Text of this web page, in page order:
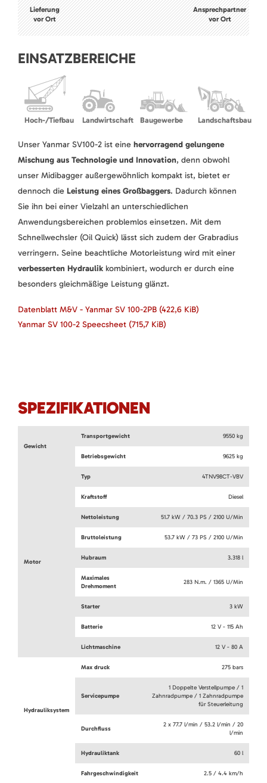
Lieferung
vor Ort
Ansprechpartner
vor Ort
EINSATZBEREICHE
Hoch-/Tiefbau Landwirtschaft Baugewerbe Landschaftsbau
Unser Yanmar SV100-2 ist eine hervorragend gelungene
Mischung aus Technologie und Innovation, denn obwohl
unser Midibagger außergewöhnlich kompakt ist, bietet er
dennoch die Leistung eines Großbaggers. Dadurch können
Sie ihn bei einer Vielzahl an unterschiedlichen
Anwendungsbereichen problemlos einsetzen. Mit dem
Schnellwechsler (Oil Quick) lässt sich zudem der Grabradius
verringern. Seine beachtliche Motorleistung wird mit einer
verbesserten Hydraulik kombiniert, wodurch er durch eine
besonders gleichmäßige Leistung glänzt.
Datenblatt M&V - Yanmar SV 100-2PB (422,6 KiB)
Yanmar SV 100-2 Speecsheet (715,7 KiB)
SPEZIFIKATIONEN
Gewicht
Transportgewicht 9550 kg
Betriebsgewicht 9625 kg
Motor
Typ 4TNV98CT-VBV
Kraftstoff Diesel
Nettoleistung 51.7 kW / 70.3 PS / 2100 U/Min
Bruttoleistung 53.7 kW / 73 PS / 2100 U/Min
Hubraum 3.318 l
Maximales
Drehmoment
283 N.m. / 1365 U/Min
Starter 3 kW
Batterie 12 V - 115 Ah
Lichtmaschine 12 V - 80 A
Hydrauliksystem
Max druck 275 bars
Servicepumpe
1 Doppelte Verstellpumpe / 1
Zahnradpumpe / 1 Zahnradpumpe
für Steuerleitung
Durchfluss
2 x 77.7 l/min / 53.2 l/min / 20
l/min
Hydrauliktank 60 l
Fahrgeschwindigkeit 2.5 / 4.4 km/h